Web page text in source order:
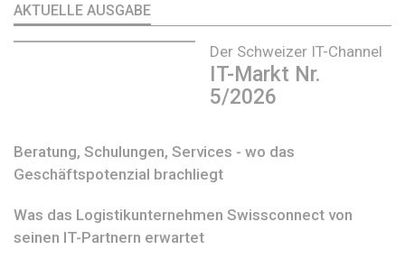
AKTUELLE AUSGABE
Der Schweizer IT-Channel
IT-Markt Nr.
5/2026
Beratung, Schulungen, Services - wo das
Geschäftspotenzial brachliegt
Was das Logistikunternehmen Swissconnect von
seinen IT-Partnern erwartet